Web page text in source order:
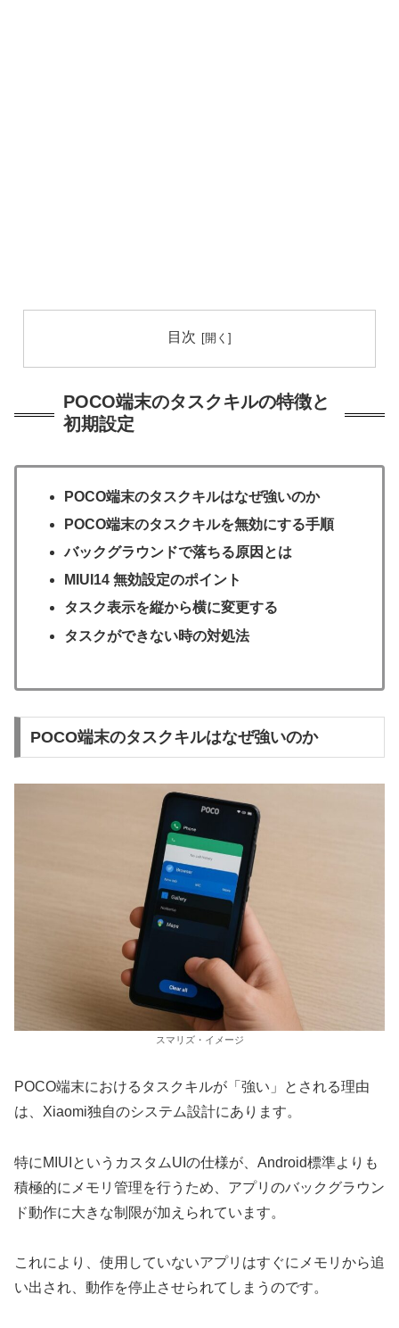
目次
POCO端末のタスクキルの特徴と
初期設定
POCO端末のタスクキルはなぜ強いのか
POCO端末のタスクキルを無効にする手順
バックグラウンドで落ちる原因とは
MIUI14 無効設定のポイント
タスク表示を縦から横に変更する
タスクができない時の対処法
POCO端末のタスクキルはなぜ強いのか
スマリズ・イメージ
POCO端末におけるタスクキルが「強い」とされる理由
は、Xiaomi独自のシステム設計にあります。
特にMIUIというカスタムUIの仕様が、Android標準よりも
積極的にメモリ管理を行うため、アプリのバックグラウン
ド動作に大きな制限が加えられています。
これにより、使用していないアプリはすぐにメモリから追
い出され、動作を停止させられてしまうのです。